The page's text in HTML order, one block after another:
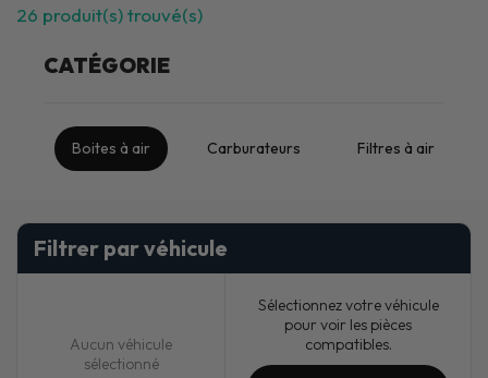
26 produit(s) trouvé(s)
CATÉGORIE
Boites à air Carburateurs Filtres à air
Filtrer par véhicule
Aucun véhicule
sélectionné
Sélectionnez votre véhicule
pour voir les pièces
compatibles.